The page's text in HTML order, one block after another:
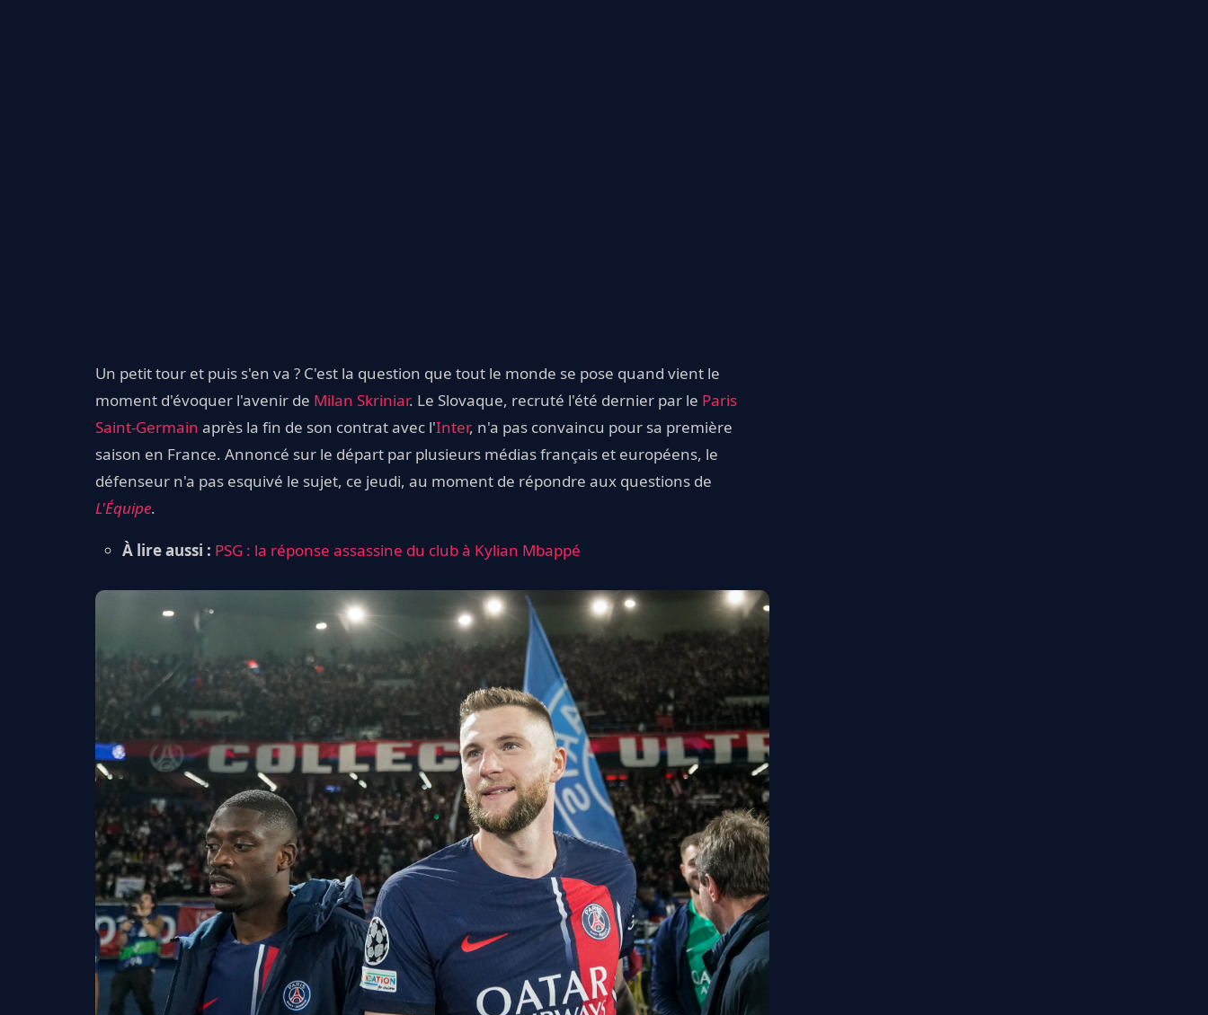
Un petit tour et puis s'en va ? C'est la question que tout le monde se pose quand vient le
moment d'évoquer l'avenir de Milan Skriniar. Le Slovaque, recruté l'été dernier par le Paris
Saint-Germain après la fin de son contrat avec l'Inter, n'a pas convaincu pour sa première
saison en France. Annoncé sur le départ par plusieurs médias français et européens, le
défenseur n'a pas esquivé le sujet, ce jeudi, au moment de répondre aux questions de
L'Équipe.
À lire aussi : PSG : la réponse assassine du club à Kylian Mbappé